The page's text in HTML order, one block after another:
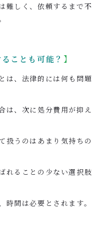
難しく、依頼するまで不
ことも可能？ 】
は、法律的には何も問題
は、次に処分費用が抑え
扱うのはあまり気持ちの
れることの少ない選択肢
時間は必要とされます。